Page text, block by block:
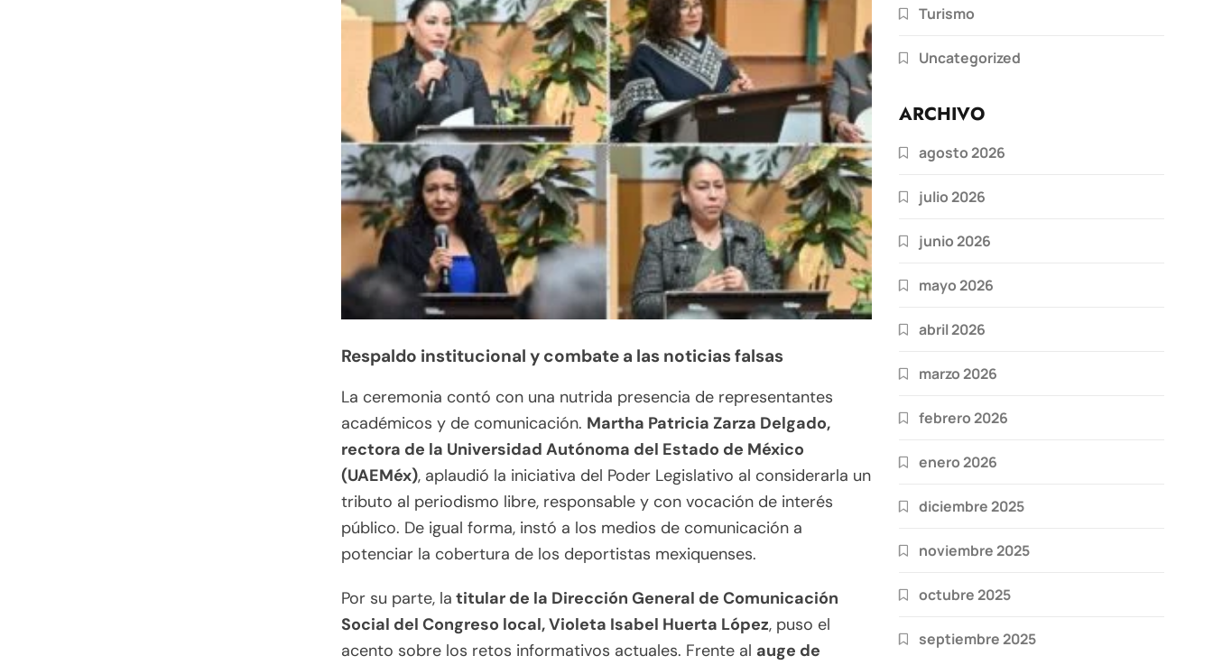
Respaldo institucional y combate a las noticias falsas
La ceremonia contó con una nutrida presencia de representantes
académicos y de comunicación. Martha Patricia Zarza Delgado,
rectora de la Universidad Autónoma del Estado de México
(UAEMéx), aplaudió la iniciativa del Poder Legislativo al considerarla un
tributo al periodismo libre, responsable y con vocación de interés
público. De igual forma, instó a los medios de comunicación a
potenciar la cobertura de los deportistas mexiquenses.
Por su parte, la titular de la Dirección General de Comunicación
Social del Congreso local, Violeta Isabel Huerta López, puso el
acento sobre los retos informativos actuales. Frente al auge de
Turismo
Uncategorized
ARCHIVO
agosto 2026
julio 2026
junio 2026
mayo 2026
abril 2026
marzo 2026
febrero 2026
enero 2026
diciembre 2025
noviembre 2025
octubre 2025
septiembre 2025